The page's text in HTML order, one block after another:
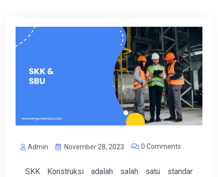
Admin November 28, 2023 0 Comments
SKK Konstruksi adalah salah satu standar